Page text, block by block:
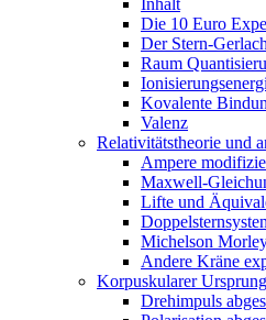
Inhalt
Die 10 Euro
Der Stern-
Raum
Kovalente
Valenz
Relativitätstheorie und
Ampere
Maxwell-
Lifte und
Michelson
Andere Kräne
Korpuskularer
Drehimpuls